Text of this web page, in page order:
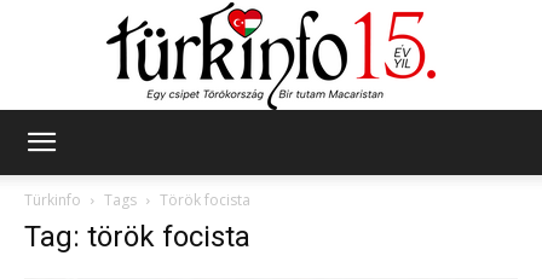
Türkinfo
Tags Török focista
Tag: török focista